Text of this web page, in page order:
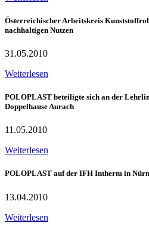
Österreichischer Arbeitskreis
nachhaltigen Nutzen
31.05.2010
Weiterlesen
POLOPLAST beteiligte sich an der
Doppelhause Aurach
11.05.2010
Weiterlesen
POLOPLAST auf der IFH Intherm in
13.04.2010
Weiterlesen